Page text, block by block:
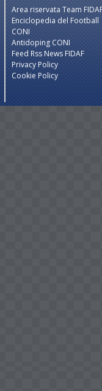
Area riservata Team
Enciclopedia del Football
CONI
Antidoping CONI
Feed Rss News FIDAF
Privacy Policy
Cookie Policy